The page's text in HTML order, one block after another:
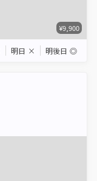
¥9,900
明日 × 明後日 ◎